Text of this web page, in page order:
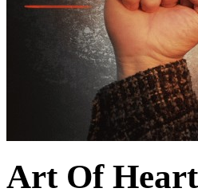
Art Of